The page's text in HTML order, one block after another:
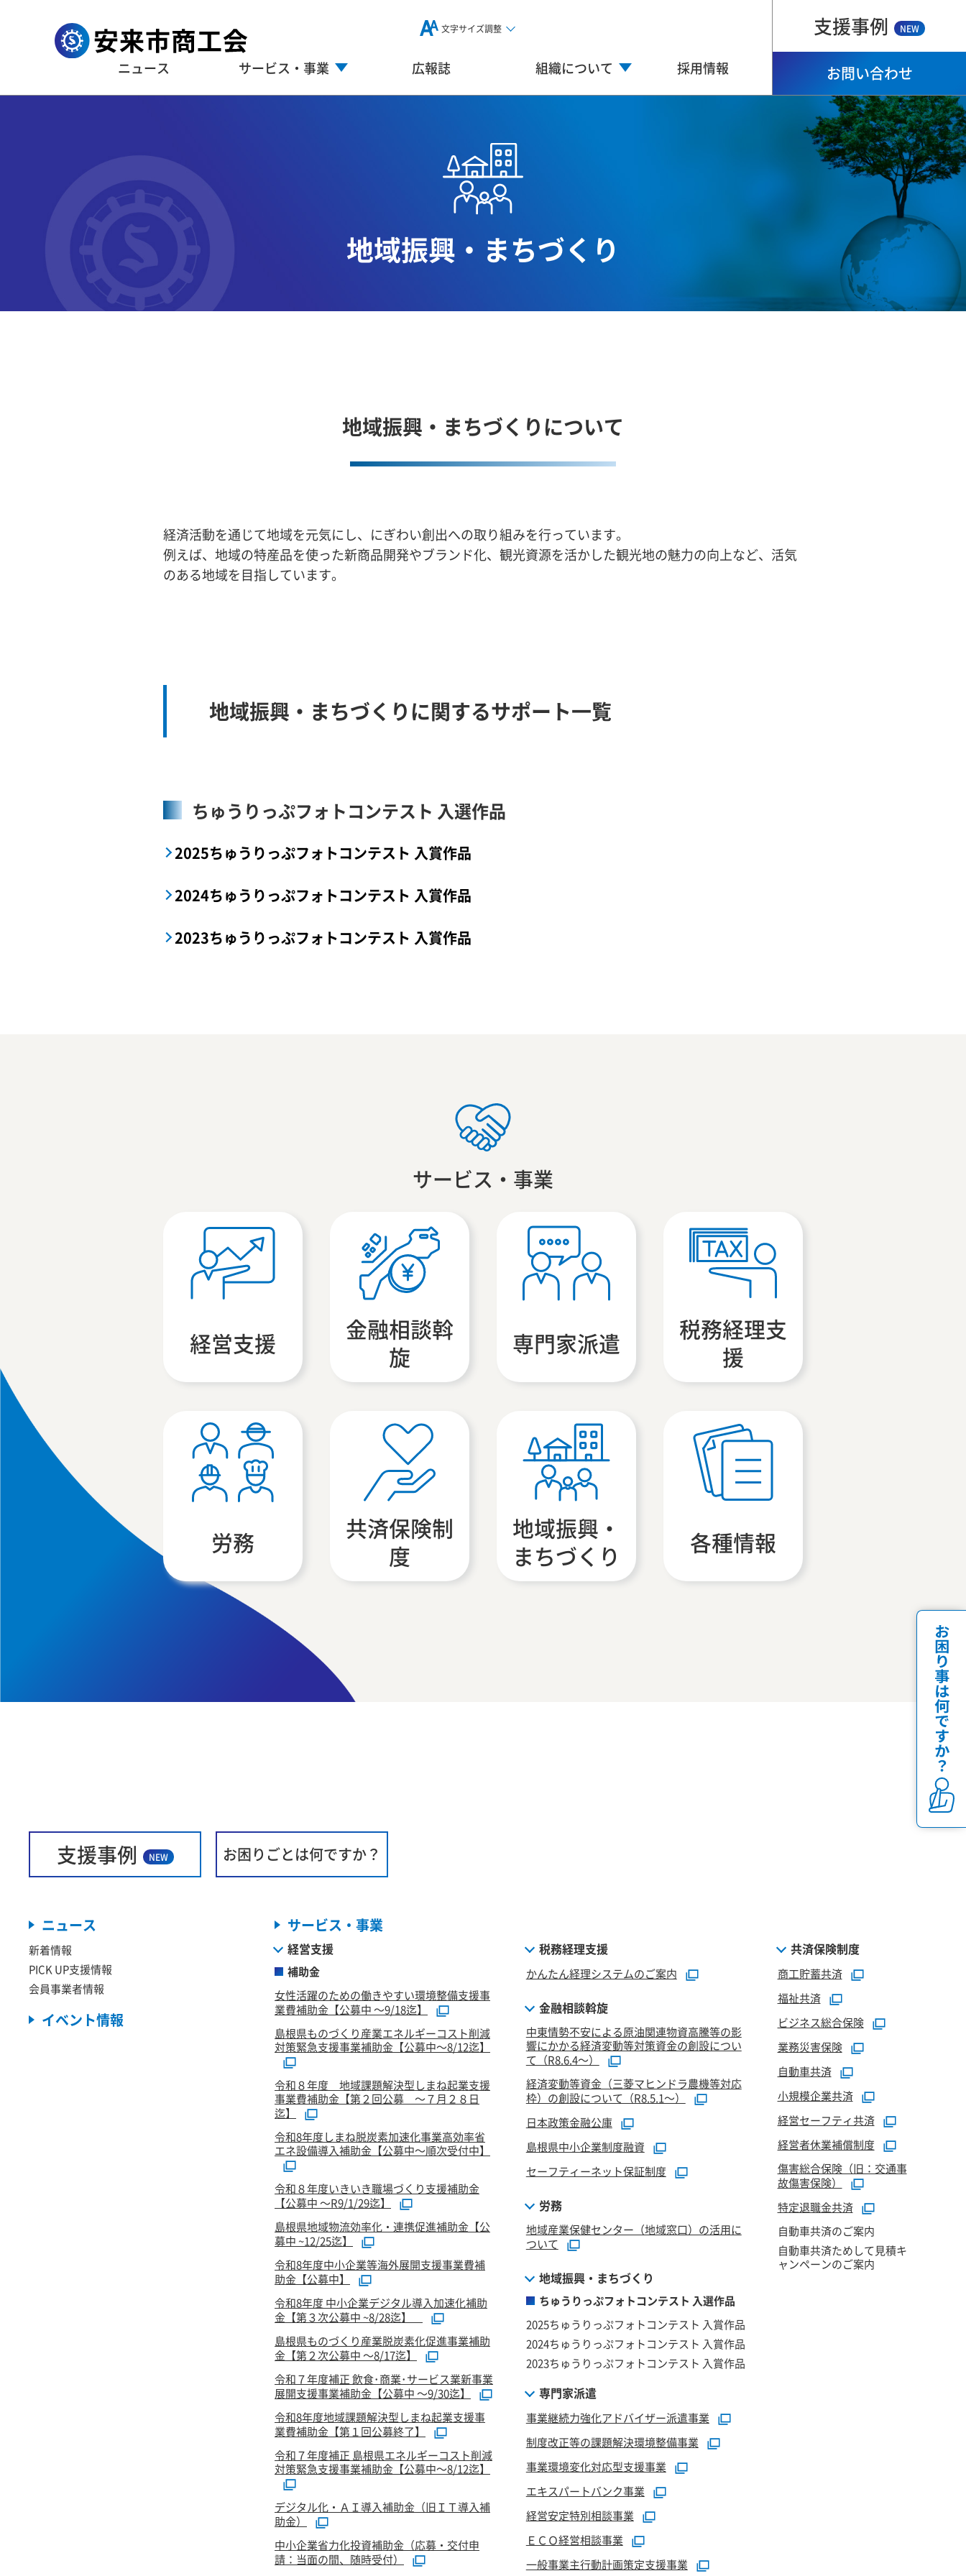
文字サイズ調整 支援事例 NEW
お問い合わせ
ニュース サービス・事業 広報誌 組織について 採用情報
地域振興・まちづくり
地域振興・まちづくりについて
経済活動を通じて地域を元気にし、にぎわい創出への取り組みを行っています。
例えば、地域の特産品を使った新商品開発やブランド化、観光資源を活かした観光地の魅力の向上など、活気
のある地域を目指しています。
地域振興・まちづくりに関するサポート一覧
ちゅうりっぷフォトコンテスト 入選作品
2025ちゅうりっぷフォトコンテスト 入賞作品
2024ちゅうりっぷフォトコンテスト 入賞作品
2023ちゅうりっぷフォトコンテスト 入賞作品
サービス・事業
経営支援
金融相談斡
旋
専門家派遣
税務経理支
援
労務
共済保険制
度
地域振興・
まちづくり
各種情報
支援事例 NEW お困りごとは何ですか？
ニュース
新着情報
PICK UP支援情報
会員事業者情報
イベント情報
サービス・事業
経営支援
補助金
女性活躍のための働きやすい環境整備支援事
業費補助金【公募中 ～9/18迄】
島根県ものづくり産業エネルギーコスト削減
対策緊急支援事業補助金【公募中～8/12迄】
令和８年度 地域課題解決型しまね起業支援
事業費補助金【第２回公募 ～７月２８日
迄】
令和8年度しまね脱炭素加速化事業高効率省
エネ設備導入補助金【公募中～順次受付中】
令和８年度いきいき職場づくり支援補助金
【公募中 ～R9/1/29迄】
島根県地域物流効率化・連携促進補助金【公
募中 ~12/25迄】
令和8年度中小企業等海外展開支援事業費補
助金【公募中】
令和8年度 中小企業デジタル導入加速化補助
金【第３次公募中 ~8/28迄】
島根県ものづくり産業脱炭素化促進事業補助
金【第２次公募中 ～8/17迄】
令和７年度補正 飲食･商業･サービス業新事業
展開支援事業補助金【公募中 ～9/30迄】
令和8年度地域課題解決型しまね起業支援事
業費補助金【第１回公募終了】
令和７年度補正 島根県エネルギーコスト削減
対策緊急支援事業補助金【公募中～8/12迄】
デジタル化・ＡＩ導入補助金（旧ＩＴ導入補
助金）
中小企業省力化投資補助金（応募・交付申
請：当面の間、随時受付）
税務経理支援
かんたん経理システムのご案内
金融相談斡旋
中東情勢不安による原油関連物資高騰等の影
響にかかる経済変動等対策資金の創設につい
て（R8.6.4～）
経済変動等資金（三菱マヒンドラ農機等対応
枠）の創設について（R8.5.1～）
日本政策金融公庫
島根県中小企業制度融資
セーフティーネット保証制度
労務
地域産業保健センター（地域窓口）の活用に
ついて
地域振興・まちづくり
ちゅうりっぷフォトコンテスト 入選作品
2025ちゅうりっぷフォトコンテスト 入賞作品
2024ちゅうりっぷフォトコンテスト 入賞作品
2023ちゅうりっぷフォトコンテスト 入賞作品
専門家派遣
事業継続力強化アドバイザー派遣事業
制度改正等の課題解決環境整備事業
事業環境変化対応型支援事業
エキスパートバンク事業
経営安定特別相談事業
ＥＣＯ経営相談事業
一般事業主行動計画策定支援事業
共済保険制度
商工貯蓄共済
福祉共済
ビジネス総合保険
業務災害保険
自動車共済
小規模企業共済
経営セーフティ共済
経営者休業補償制度
傷害総合保険（旧：交通事
故傷害保険）
特定退職金共済
自動車共済のご案内
自動車共済ためして見積キ
ャンペーンのご案内